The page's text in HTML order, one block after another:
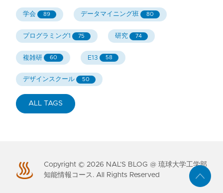
学会 89 データマイニング班 80
プログラミング1 75 研究 74
複雑研 60 E13 58
デザインスクール 50
ALL TAGS
Copyright © 2026 NAL’S BLOG @ 琉球大学工学部
知能情報コース. All Rights Reserved